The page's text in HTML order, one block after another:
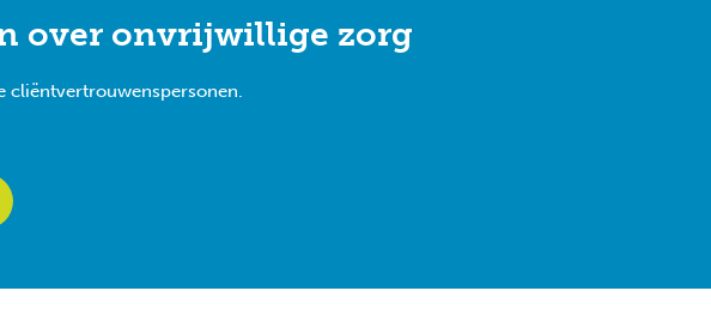
over onvrijwillige zorg
cliëntvertrouwenspersonen.